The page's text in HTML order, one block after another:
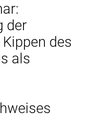
der
des
als